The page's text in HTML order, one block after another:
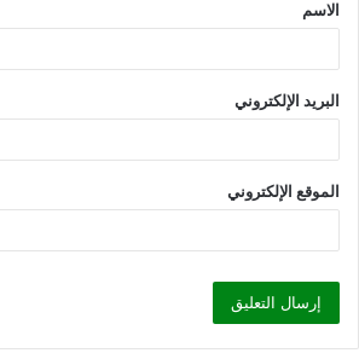
*
الاسم
البريد الإلكتروني
الموقع الإلكتروني